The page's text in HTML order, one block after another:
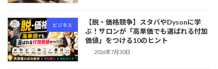
ビジネス
【脱・価格競争】スタバやDysonに学
ぶ！サロンが「高単価でも選ばれる付加
価値」をつける10のヒント
2026年7月30日